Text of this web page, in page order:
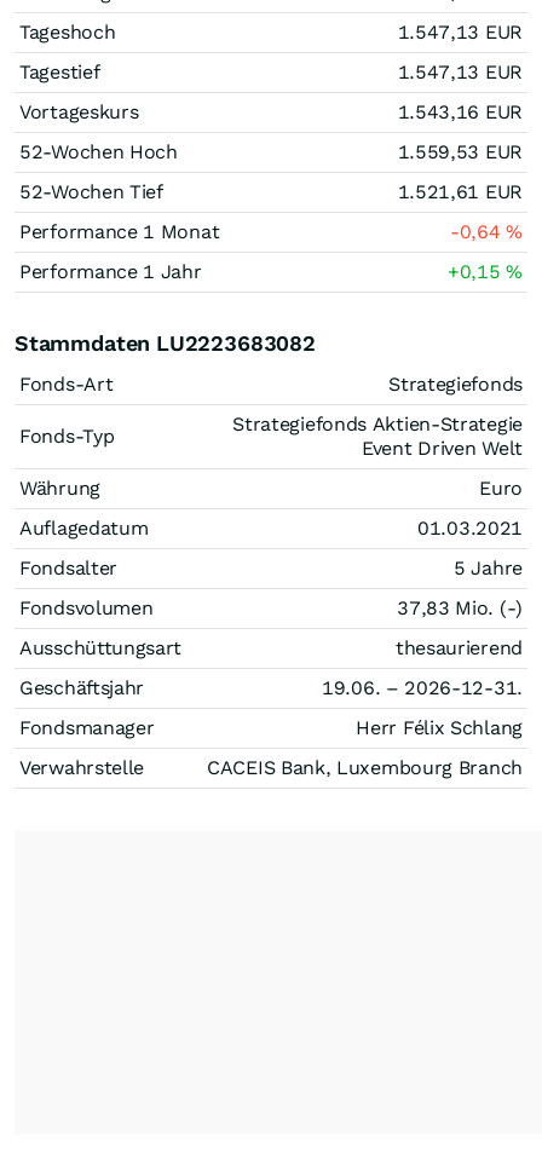
Tageshoch
1.547,13 EUR
Tagestief
1.547,13 EUR
Vortageskurs
1.543,16 EUR
52-Wochen Hoch
1.559,53 EUR
52-Wochen Tief
1.521,61 EUR
Performance 1 Monat
-0,64%
Performance 1 Jahr
+0,15%
Stammdaten LU2223683082
Fonds-Art Strategiefonds
Fonds-Typ
Strategiefonds Aktien-Strategie
Event Driven Welt
Währung
Euro
Auflagedatum
01.03.2021
Fondsalter
5 Jahre
Fondsvolumen
37,83 Mio. (-)
Ausschüttungsart
thesaurierend
Geschäftsjahr
19.06. – 2026-12-31.
Fondsmanager
Herr Félix Schlang
Verwahrstelle
CACEIS Bank, Luxembourg Branch